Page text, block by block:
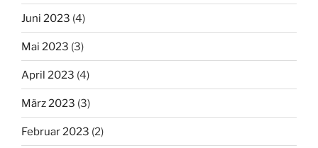
Juni 2023 (4)
Mai 2023 (3)
April 2023 (4)
März 2023 (3)
Februar 2023 (2)